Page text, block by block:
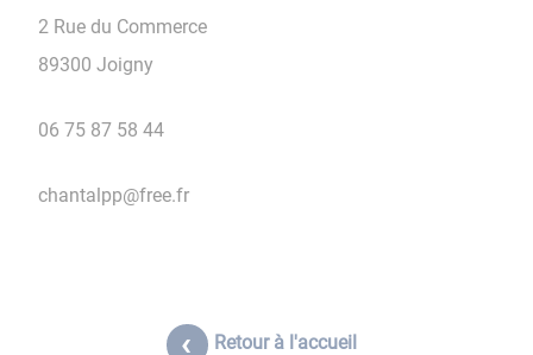
2 Rue du Commerce
89300 Joigny
06 75 87 58 44
chantalpp@free.fr
Retour à l'accueil